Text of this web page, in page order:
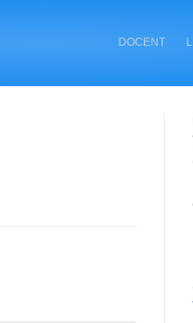
DOCENT